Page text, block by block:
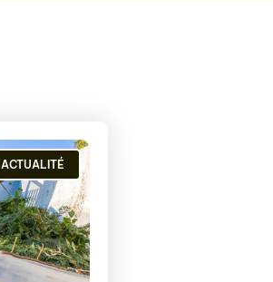
ACTUALITÉ